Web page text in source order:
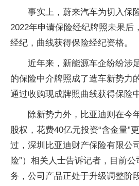
事实上，蔚来汽车为切入保
2022年申请保险经纪牌照未果后
经纪，曲线获得保险经纪资格。
近年来，新能源车企纷纷涉
的保险中介牌照成了造车新势力
通过收购现成牌照曲线获得保险
除新势力外，比亚迪则在今
股权，花费40亿元投资“含金量”
过，深圳比亚迪财产保险有限公
险”）相关人士告诉记者，目前
务，公司产品正处于升级调整阶